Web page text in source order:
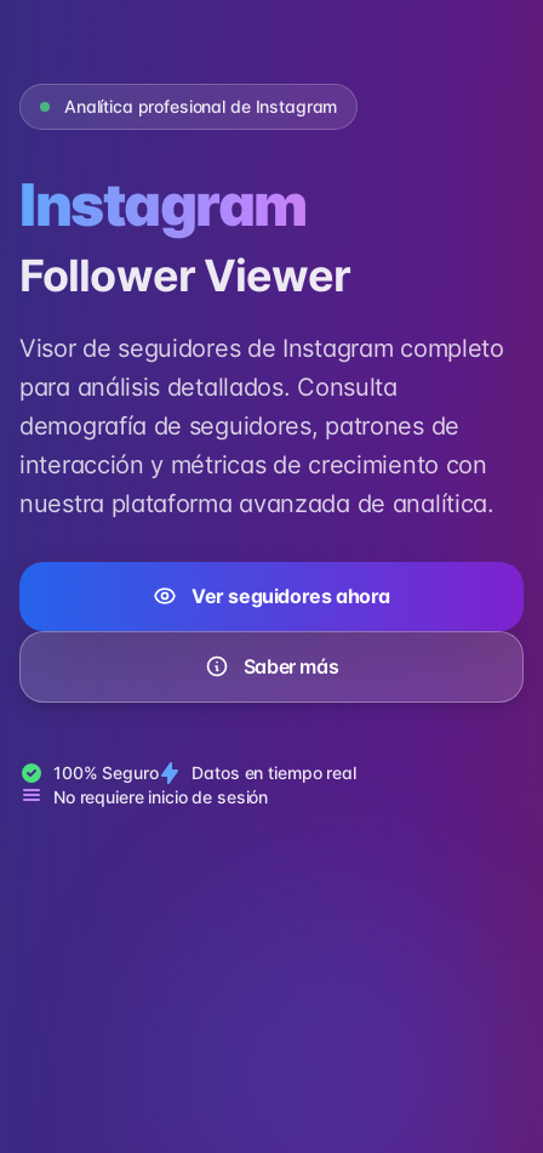
Analítica profesional de Instagram
Instagram
Follower Viewer
Visor de seguidores de Instagram completo
para análisis detallados. Consulta
demografía de seguidores, patrones de
interacción y métricas de crecimiento con
nuestra plataforma avanzada de analítica.
Ver seguidores ahora
Saber más
100% Seguro
Datos en tiempo real
No requiere inicio de sesión